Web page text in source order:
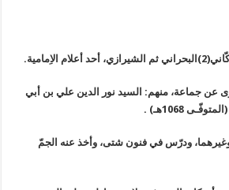
الاِمامية.
عن جماعة، منهم: السيد نور الدين علي بن أبي
1068هـ) .
ودرّس في فنون شتى، وأخذ عنه الجمّ